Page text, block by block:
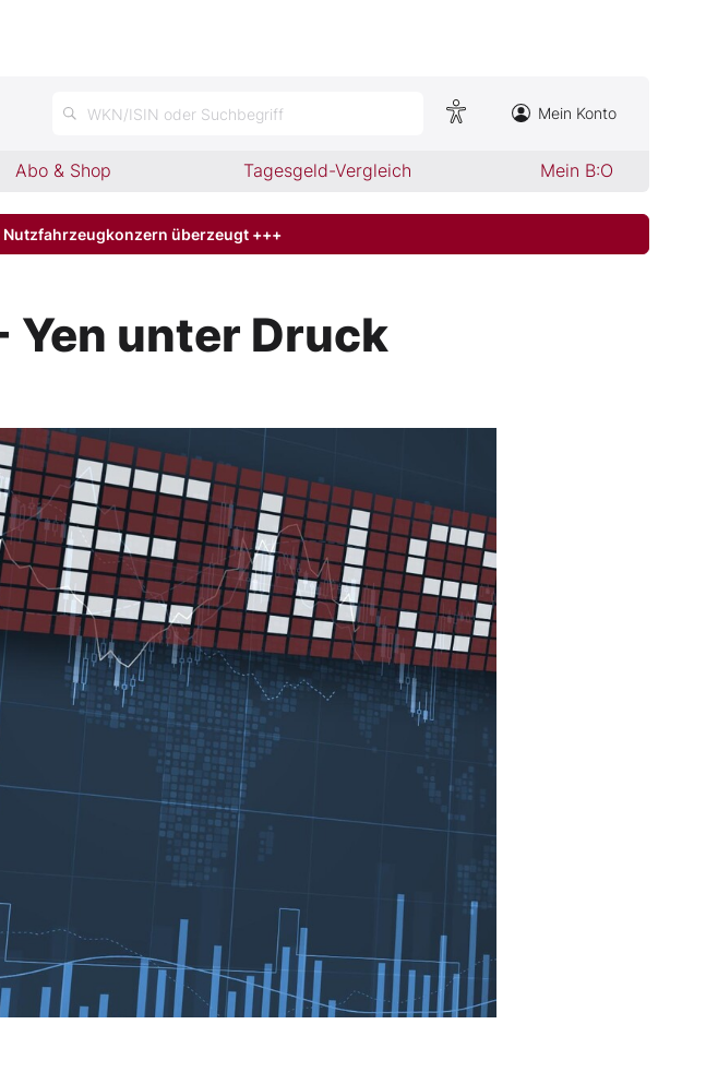
WKN/ISIN oder Suchbegriff Mein Konto
Abo & Shop Tagesgeld-Vergleich Mein B:O
überzeugt +++
Yen unter Druck